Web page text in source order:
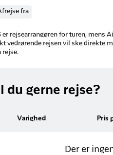
fra
er rejsearrangøren for turen, mens
vedrørende rejsen vil ske direkte
rejse.
du gerne rejse?
Varighed Pris
Der er